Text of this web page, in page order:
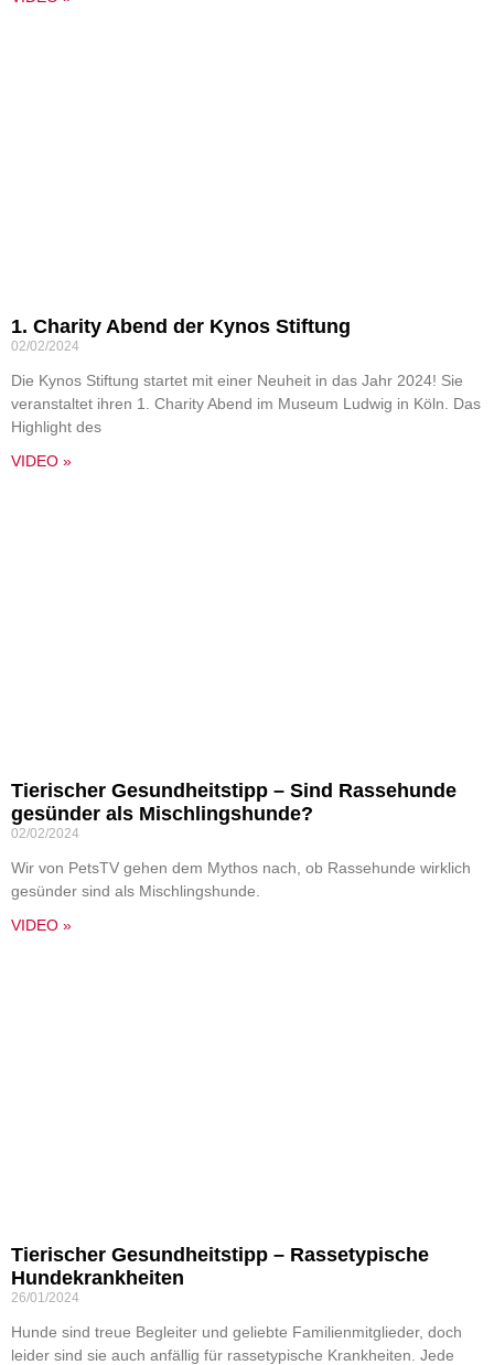
1. Charity Abend der Kynos Stiftung
02/02/2024
Die Kynos Stiftung startet mit einer Neuheit in das Jahr 2024! Sie
veranstaltet ihren 1. Charity Abend im Museum Ludwig in Köln. Das
Highlight des
VIDEO »
Tierischer Gesundheitstipp – Sind Rassehunde
gesünder als Mischlingshunde?
02/02/2024
Wir von PetsTV gehen dem Mythos nach, ob Rassehunde wirklich
gesünder sind als Mischlingshunde.
VIDEO »
Tierischer Gesundheitstipp – Rassetypische
Hundekrankheiten
26/01/2024
Hunde sind treue Begleiter und geliebte Familienmitglieder, doch
leider sind sie auch anfällig für rassetypische Krankheiten. Jede